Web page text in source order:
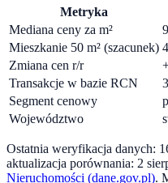
Metryka
Mediana ceny za m²
Mieszkanie 50 m² (szacunek)
Zmiana cen r/r
Transakcje w bazie RCN
Segment cenowy
Województwo
Ostatnia weryfikacja danych:
aktualizacja porównania: 2
Nieruchomości (dane.gov.pl).